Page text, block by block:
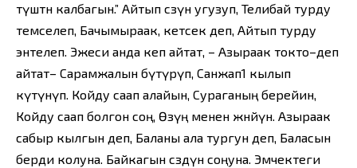
түштөн калбагын.” Айтып сөзүн угузуп, Телибай турду
темселеп, Бачымыраак, кетсек деп, Айтып турду
энтелеп. Эжеси анда кеп айтат, – Азыраак токто–деп
айтат– Сарамжалын бүтүрүп, Санжап1 кылып
күтүнүп. Койду саап алайын, Сураганың берейин,
Койду саап болгон соң, Өзүң менен жөнөйүн. Азыраак
сабыр кылгын деп, Баланы ала тургун деп, Баласын
берди колуна. Байкагын сөздүн соңуна. Эмчектеги